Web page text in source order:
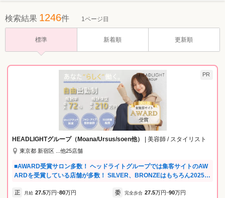
検索結果 1246件 1ページ目
標準 新着順 更新順
PR
HEADLIGHTグループ（Moana/Ursus/soen他） | 美容師 / スタイリスト
東京都 新宿区 ...他25店舗
■AWARD受賞サロン多数！ ヘッドライトグループでは集客サイトのAW
ARDを受賞している店舗が多数！ SILVER、BRONZEはもちろん2025年
で顧客０でもOK！ 毎月約10万人のお客様にご来店いただいてますので
正 月給 27.5万円~80万円 委 完全歩合 27.5万円~90万円